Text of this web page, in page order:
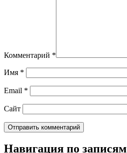
Комментарий *
Имя *
Email *
Сайт
Навигация по записям